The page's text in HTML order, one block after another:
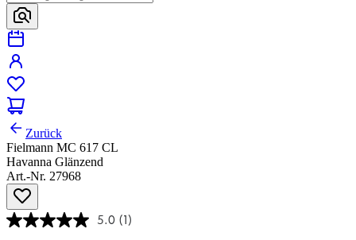
Zurück
Fielmann MC 617 CL
Havanna Glänzend
Art.-Nr. 27968
5.0 (1)